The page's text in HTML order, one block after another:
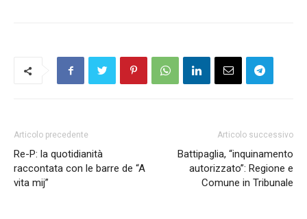
Articolo precedente
Re-P: la quotidianità
raccontata con le barre de “A
vita mij”
Articolo successivo
Battipaglia, “inquinamento
autorizzato”: Regione e
Comune in Tribunale